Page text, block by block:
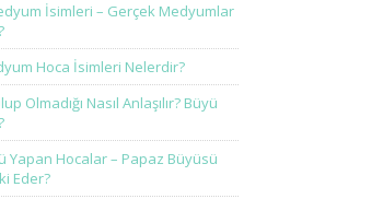
İsimleri – Gerçek Medyumlar
Hoca İsimleri Nelerdir?
Olmadığı Nasıl Anlaşılır? Büyü
Yapan Hocalar – Papaz Büyüsü
Eder?